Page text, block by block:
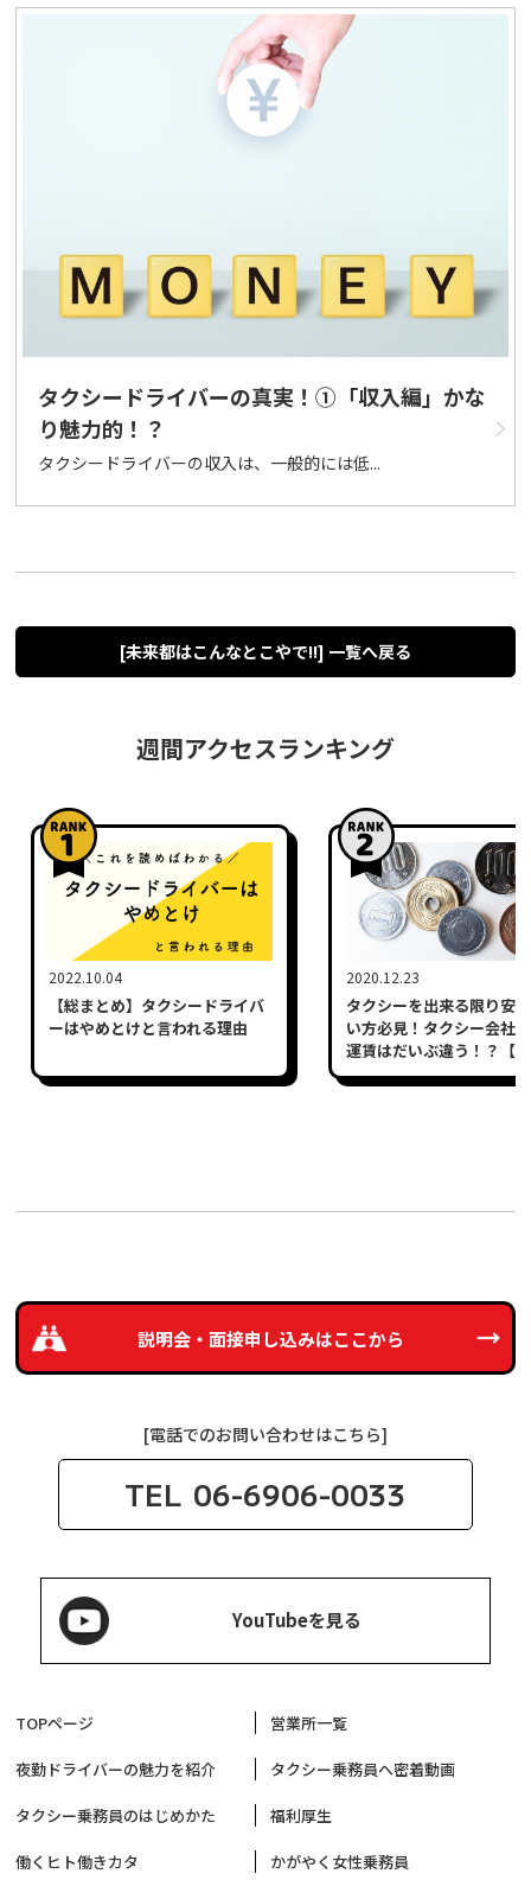
タクシードライバーの真実！➀「収入編」かな
り魅力的！？
タクシードライバーの収入は、一般的には低...
[未来都はこんなとこやで!!] 一覧へ戻る
週間アクセスランキング
2022.10.04
【総まとめ】タクシードライバ
ーはやめとけと言われる理由
2020.12.23
タクシーを出来る限り安
い方必見！タクシー会社
運賃はだいぶ違う！？【
説明会・面接申し込みはここから
[電話でのお問い合わせはこちら]
TEL 06-6906-0033
YouTubeを見る
TOPページ 営業所一覧
夜勤ドライバーの魅力を紹介 タクシー乗務員へ密着動画
タクシー乗務員のはじめかた 福利厚生
働くヒト働きカタ かがやく女性乗務員